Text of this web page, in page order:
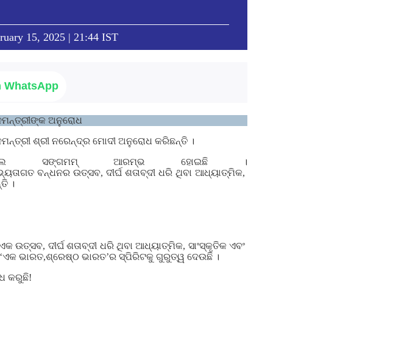
15, 2025 | 21:44 IST
WhatsApp
ଅନୁରୋଧ
ଶ୍ରୀ ନରେନ୍ଦ୍ର ମୋଦୀ ଅନୁରୋଧ କରିଛନ୍ତି ।
ସଙ୍ଗମମ୍ ଆରମ୍ଭ ହୋଇଛି ।
ବନ୍ଧନର ଉତ୍ସବ, ଦୀର୍ଘ ଶତାବ୍ଦୀ ଧରି ଥିବା ଆଧ୍ୟାତ୍ମିକ,
।
ଉତ୍ସବ, ଦୀର୍ଘ ଶତାବ୍ଦୀ ଧରି ଥିବା ଆଧ୍ୟାତ୍ମିକ, ସାଂସ୍କୃତିକ ଏବଂ
ଭାରତ,ଶ୍ରେଷ୍ଠ ଭାରତ’ର ସ୍ପିରିଟକୁ ଗୁରୁତ୍ୱ ଦେଉଛି ।
କରୁଛି!